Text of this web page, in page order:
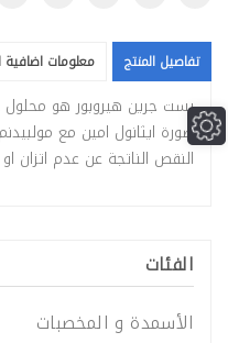
تفاصيل المنتج معلومات اضافية
بست جرين هيروبور هو محلول
صورة ايثانول امين مع
النقص الناتجة عن عدم اتزان
الفئات
الأسمدة و المخصبات